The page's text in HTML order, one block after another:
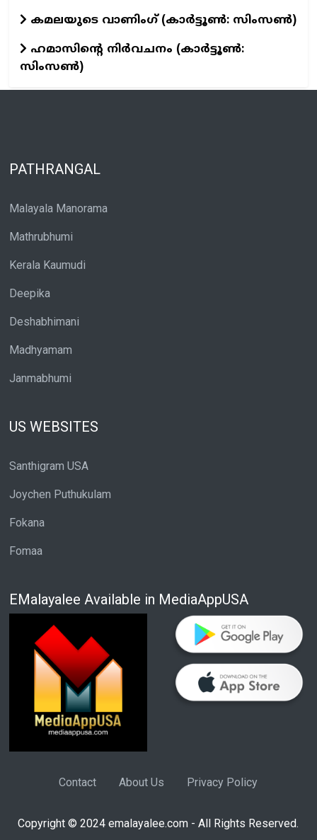
കമലയുടെ വാണിംഗ് (കാര്‍ട്ടൂണ്‍: സിംസണ്‍)
ഹമാസിന്റെ നിര്‍വചനം (കാര്‍ട്ടൂണ്‍:
സിംസണ്‍)
PATHRANGAL
Malayala Manorama
Mathrubhumi
Kerala Kaumudi
Deepika
Deshabhimani
Madhyamam
Janmabhumi
US WEBSITES
Santhigram USA
Joychen Puthukulam
Fokana
Fomaa
EMalayalee Available in MediaAppUSA
Contact About Us Privacy Policy
Copyright © 2024 emalayalee.com - All Rights Reserved.